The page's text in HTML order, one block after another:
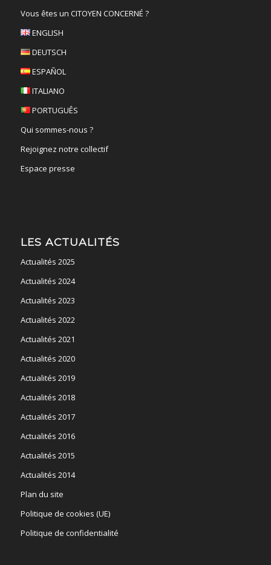
Vous êtes un CITOYEN CONCERNÉ ?
ENGLISH
DEUTSCH
ESPAÑOL
ITALIANO
PORTUGUÊS
Qui sommes-nous ?
Rejoignez notre collectif
Espace presse
LES ACTUALITÉS
Actualités 2025
Actualités 2024
Actualités 2023
Actualités 2022
Actualités 2021
Actualités 2020
Actualités 2019
Actualités 2018
Actualités 2017
Actualités 2016
Actualités 2015
Actualités 2014
Plan du site
Politique de cookies (UE)
Politique de confidentialité